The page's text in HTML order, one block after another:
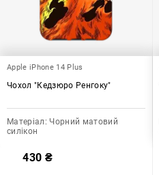
Apple iPhone 14 Plus
Чохол "Кедзюро Ренгоку"
Матеріал: Чорний матовий
силікон
430 ₴